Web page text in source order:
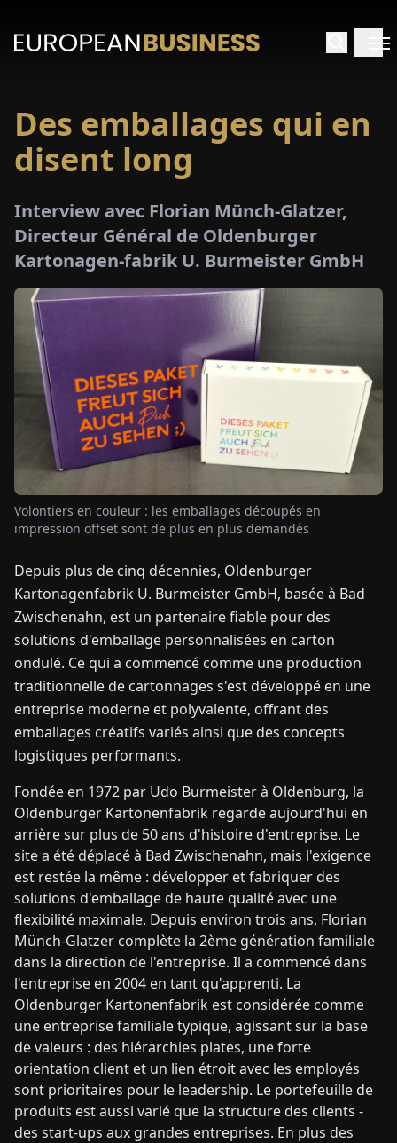
ENDEFRESITNL PLHU
CONTACTEZ-
NOUS
Des emballages qui en
disent long
Interview avec Florian Münch-Glatzer,
Directeur Général de Oldenburger
Kartonagen-fabrik U. Burmeister GmbH
Volontiers en couleur : les emballages découpés en
impression offset sont de plus en plus demandés
Depuis plus de cinq décennies, Oldenburger
Kartonagenfabrik U. Burmeister GmbH, basée à Bad
Zwischenahn, est un partenaire fiable pour des
solutions d'emballage personnalisées en carton
ondulé. Ce qui a commencé comme une production
traditionnelle de cartonnages s'est développé en une
entreprise moderne et polyvalente, offrant des
emballages créatifs variés ainsi que des concepts
logistiques performants.
Fondée en 1972 par Udo Bur­meister à Oldenburg, la
Oldenburger Kartonenfabrik regarde aujourd'hui en
arrière sur plus de 50 ans d'histoire d'entreprise. Le
site a été déplacé à Bad Zwischenahn, mais l'exigence
est restée la même : développer et fabriquer des
solutions d'emballage de haute qualité avec une
flexibilité maximale. Depuis environ trois ans, Florian
Münch-Glatzer complète la 2ème génération familiale
dans la direction de l'entreprise. Il a commencé dans
l'entreprise en 2004 en tant qu'apprenti. La
Oldenburger Kartonenfabrik est considérée comme
une entreprise familiale typique, agissant sur la base
de valeurs : des hiérarchies plates, une forte
orientation client et un lien étroit avec les employés
sont prioritaires pour le leadership. Le portefeuille de
produits est aussi varié que la structure des clients -
des start-ups aux grandes entreprises. En plus des